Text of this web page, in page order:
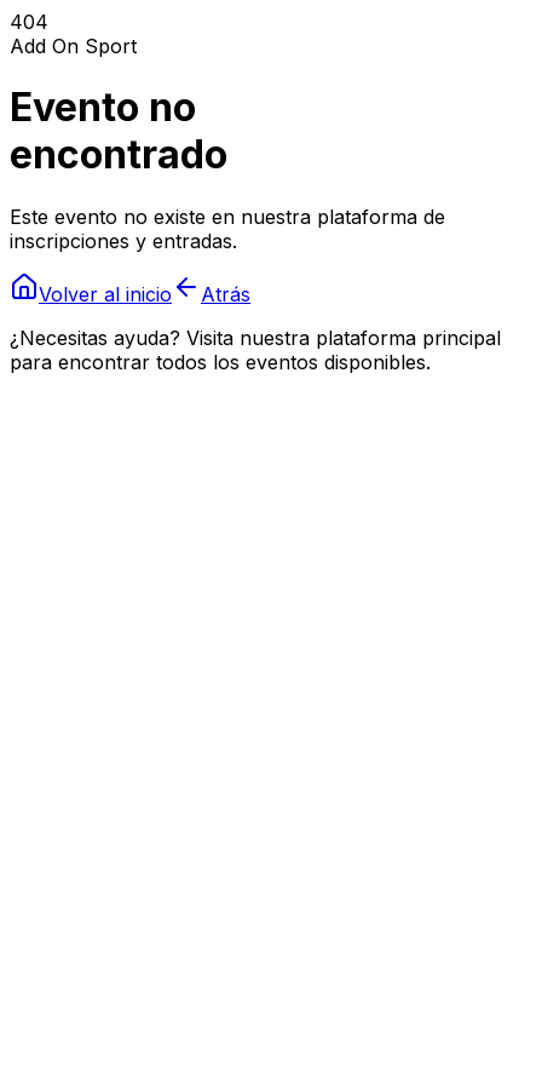
404
Add On Sport
Evento no
encontrado
Este evento no existe en nuestra plataforma de
inscripciones y entradas.
Volver al inicio
Atrás
¿Necesitas ayuda? Visita nuestra plataforma principal
para encontrar todos los eventos disponibles.